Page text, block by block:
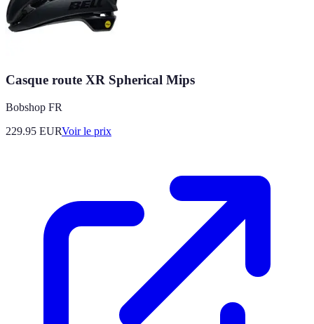
Casque route XR Spherical Mips
Bobshop FR
229.95 EURVoir le prix